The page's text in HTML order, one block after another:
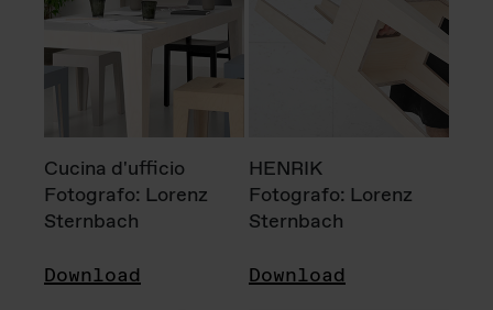
Cucina d'ufficio
Fotografo: Lorenz
Sternbach
Download
HENRIK
Fotografo: Lorenz
Sternbach
Download